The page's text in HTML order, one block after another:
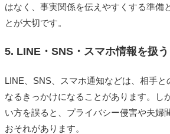
はなく、事実関係を伝えやすくする準備
とが大切です。
5. LINE・SNS・スマホ情報を扱
LINE、SNS、スマホ通知などは、相手と
なるきっかけになることがあります。し
い方を誤ると、プライバシー侵害や夫婦
おそれがあります。